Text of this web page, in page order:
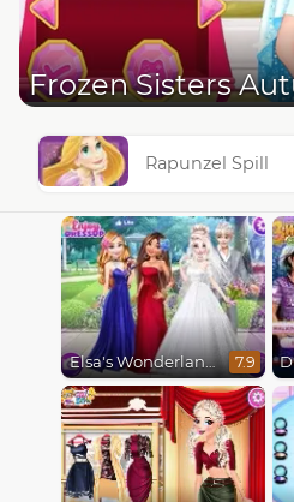
Frozen Sisters
Rapunzel Spill
Elsa's Wonderland Wedding 7.9